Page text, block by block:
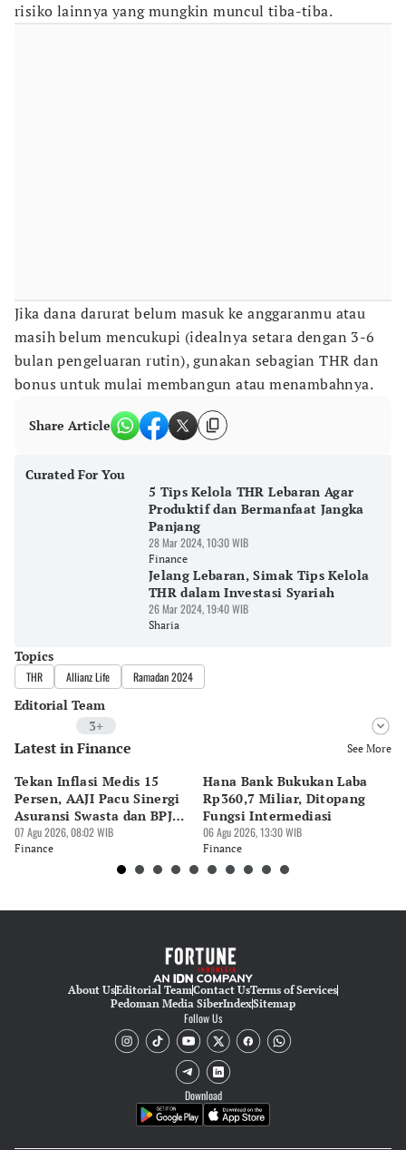
risiko lainnya yang mungkin muncul tiba-tiba.
Jika dana darurat belum masuk ke anggaranmu atau
masih belum mencukupi (idealnya setara dengan 3-6
bulan pengeluaran rutin), gunakan sebagian THR dan
bonus untuk mulai membangun atau menambahnya.
Share Article
Curated For You
5 Tips Kelola THR Lebaran Agar
Produktif dan Bermanfaat Jangka
Panjang
28 Mar 2024, 10:30 WIB
Finance
Jelang Lebaran, Simak Tips Kelola
THR dalam Investasi Syariah
26 Mar 2024, 19:40 WIB
Sharia
Topics
THR Allianz Life Ramadan 2024
Editorial Team
3+
Editor
Editor
Bonardo Maulana
Latest in Finance See More
Tekan Inflasi Medis 15
Persen, AAJI Pacu Sinergi
Asuransi Swasta dan BPJS
Kesehatan
07 Agu 2026, 08:02 WIB
Finance
Hana Bank Bukukan Laba
Rp360,7 Miliar, Ditopang
Fungsi Intermediasi
06 Agu 2026, 13:30 WIB
Finance
About UsEditorial TeamContact UsTerms of Services
Pedoman Media SiberIndexSitemap
Follow Us
Download